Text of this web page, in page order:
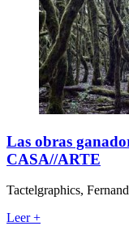
Las obras
CASA//ARTE
Tactelgraphics,
Leer+